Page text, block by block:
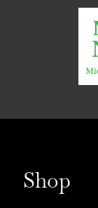
Shop